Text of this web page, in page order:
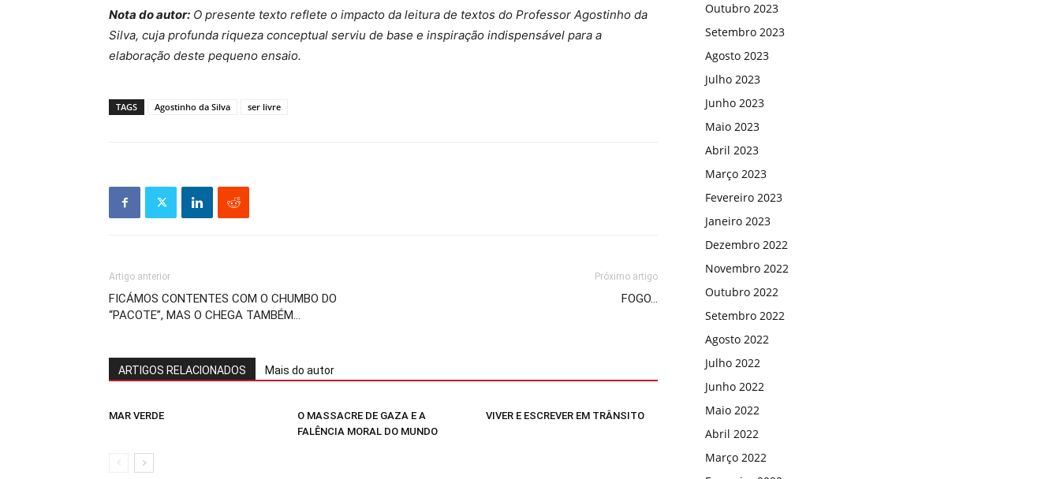
Nota do autor: O presente texto reflete o impacto da leitura de textos do Professor Agostinho da
Silva, cuja profunda riqueza conceptual serviu de base e inspiração indispensável para a
elaboração deste pequeno ensaio.
TAGS Agostinho da Silva ser livre
Artigo anterior
FICÁMOS CONTENTES COM O CHUMBO DO
“PACOTE”, MAS O CHEGA TAMBÉM…
Próximo artigo
FOGO…
ARTIGOS RELACIONADOS Mais do autor
MAR VERDE
O MASSACRE DE GAZA E A
FALÊNCIA MORAL DO MUNDO
VIVER E ESCREVER EM TRÂNSITO
Outubro 2023
Setembro 2023
Agosto 2023
Julho 2023
Junho 2023
Maio 2023
Abril 2023
Março 2023
Fevereiro 2023
Janeiro 2023
Dezembro 2022
Novembro 2022
Outubro 2022
Setembro 2022
Agosto 2022
Julho 2022
Junho 2022
Maio 2022
Abril 2022
Março 2022